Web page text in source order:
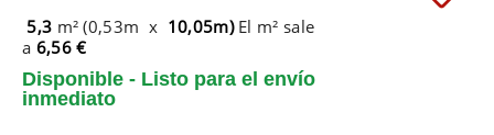
5,3 m² (0,53m x 10,05m) El m² sale
a 6,56 €
Disponible - Listo para el envío
inmediato